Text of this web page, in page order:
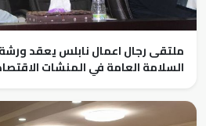
ملتقى رجال اعمال نابلس يعقد
السلامة العامة في المنشات